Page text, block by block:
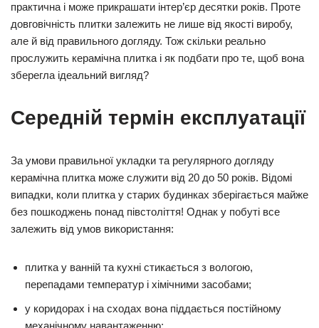
практична і може прикрашати інтер’єр десятки років. Проте
довговічність плитки залежить не лише від якості виробу,
але й від правильного догляду. Тож скільки реально
прослужить керамічна плитка і як подбати про те, щоб вона
зберегла ідеальний вигляд?
Середній термін експлуатації
За умови правильної укладки та регулярного догляду
керамічна плитка може служити від 20 до 50 років. Відомі
випадки, коли плитка у старих будинках зберігається майже
без пошкоджень понад півстоліття! Однак у побуті все
залежить від умов використання:
плитка у ванній та кухні стикається з вологою,
перепадами температур і хімічними засобами;
у коридорах і на сходах вона піддається постійному
механічному навантаженню;